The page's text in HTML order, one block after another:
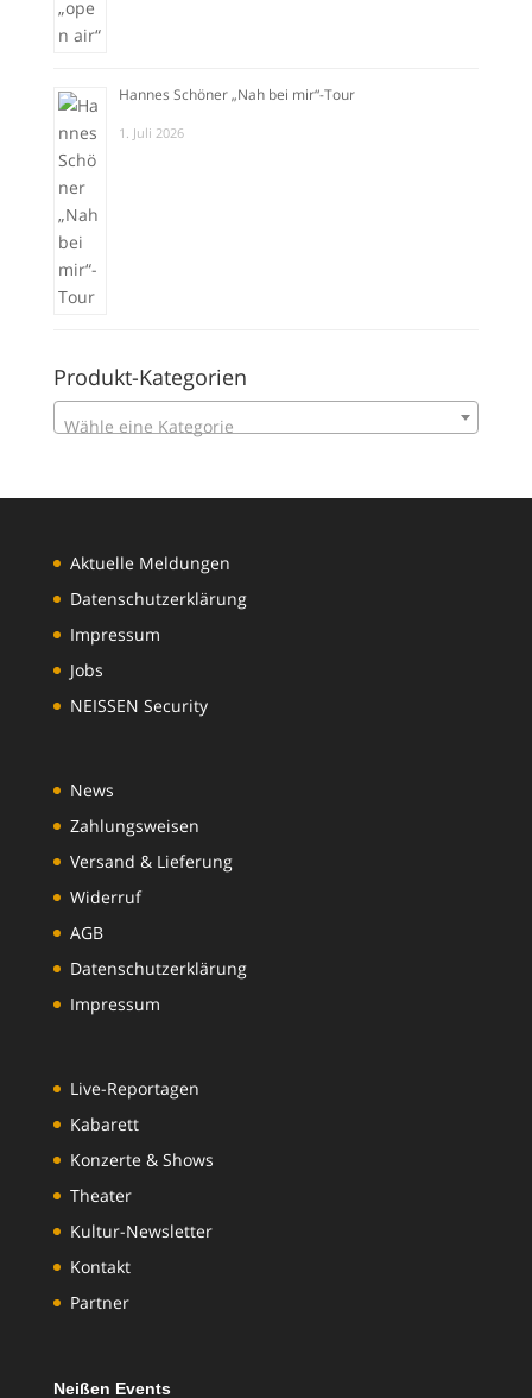
Hannes Schöner „Nah bei mir“-Tour
1. Juli 2026
Produkt-Kategorien
Wähle eine Kategorie
Aktuelle Meldungen
Datenschutzerklärung
Impressum
Jobs
NEISSEN Security
News
Zahlungsweisen
Versand & Lieferung
Widerruf
AGB
Datenschutzerklärung
Impressum
Live-Reportagen
Kabarett
Konzerte & Shows
Theater
Kultur-Newsletter
Kontakt
Partner
Neißen Events